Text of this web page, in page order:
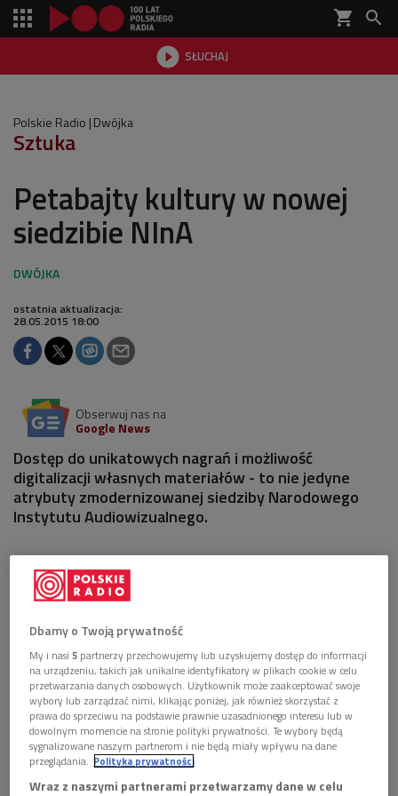
shopping_cart 
 SŁUCHAJ

Polskie Radio Dwójka
Sztuka
Petabajty kultury w nowej
siedzibie NInA
ostatnia aktualizacja:
28.05.2015 18:00
Obserwuj nas na
Google News
Dostęp do unikatowych nagrań i możliwość
digitalizacji własnych materiałów - to nie jedyne
atrybuty zmodernizowanej siedziby Narodowego
Instytutu Audiowizualnego.
AUDIO 1 plik
 11'30
Michał Merczyński o nowej siedzibie Narodowego
Instytutu Audiowizualnego. Rozmawia Monika
Pilch (Wybieram Dwójkę)
Dbamy o Twoją prywatność
My i nasi5 partnerzy przechowujemy lub uzyskujemy dostęp do informacji
na urządzeniu, takich jak unikalne identyfikatory w plikach cookie w celu
przetwarzania danych osobowych. Użytkownik może zaakceptować swoje
wybory lub zarządzać nimi, klikając poniżej, jak również skorzystać z
prawa do sprzeciwu na podstawie prawnie uzasadnionego interesu lub w
dowolnym momencie na stronie polityki prywatności. Te wybory będą
sygnalizowane naszym partnerom i nie będą miały wpływu na dane
przeglądania. Polityka prywatności
Wraz z naszymi partnerami przetwarzamy dane w celu